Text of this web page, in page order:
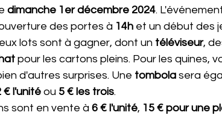
dimanche 1er décembre 2024.
des portes à 14h et un début des
lots sont à gagner, dont un téléviseur,
pour les cartons pleins. Pour les quines,
d'autres surprises. Une tombola sera
€ l'unité ou 5 € les trois.
sont en vente à 6 € l'unité, 15 € pour une